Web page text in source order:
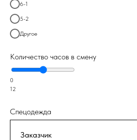
6-1
5-2
Другое
Количество часов в смену
0
12
Спецодежда